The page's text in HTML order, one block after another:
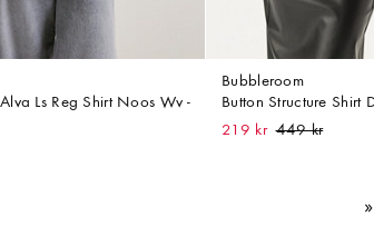
Ls Reg Shirt Noos Wv -
Bubbleroom
Button Structure Shirt
219 kr